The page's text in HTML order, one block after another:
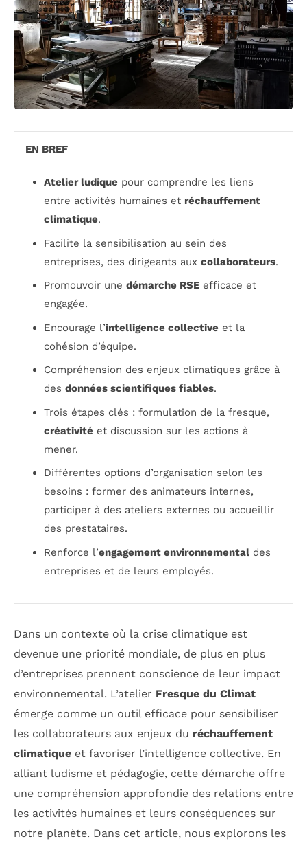
EN BREF
Atelier ludique pour comprendre les liens
entre activités humaines et réchauffement
climatique.
Facilite la sensibilisation au sein des
entreprises, des dirigeants aux collaborateurs.
Promouvoir une démarche RSE efficace et
engagée.
Encourage l’intelligence collective et la
cohésion d’équipe.
Compréhension des enjeux climatiques grâce à
des données scientifiques fiables.
Trois étapes clés : formulation de la fresque,
créativité et discussion sur les actions à
mener.
Différentes options d’organisation selon les
besoins : former des animateurs internes,
participer à des ateliers externes ou accueillir
des prestataires.
Renforce l’engagement environnemental des
entreprises et de leurs employés.
Dans un contexte où la crise climatique est
devenue une priorité mondiale, de plus en plus
d’entreprises prennent conscience de leur impact
environnemental. L’atelier Fresque du Climat
émerge comme un outil efficace pour sensibiliser
les collaborateurs aux enjeux du réchauffement
climatique et favoriser l’intelligence collective. En
alliant ludisme et pédagogie, cette démarche offre
une compréhension approfondie des relations entre
les activités humaines et leurs conséquences sur
notre planète. Dans cet article, nous explorons les